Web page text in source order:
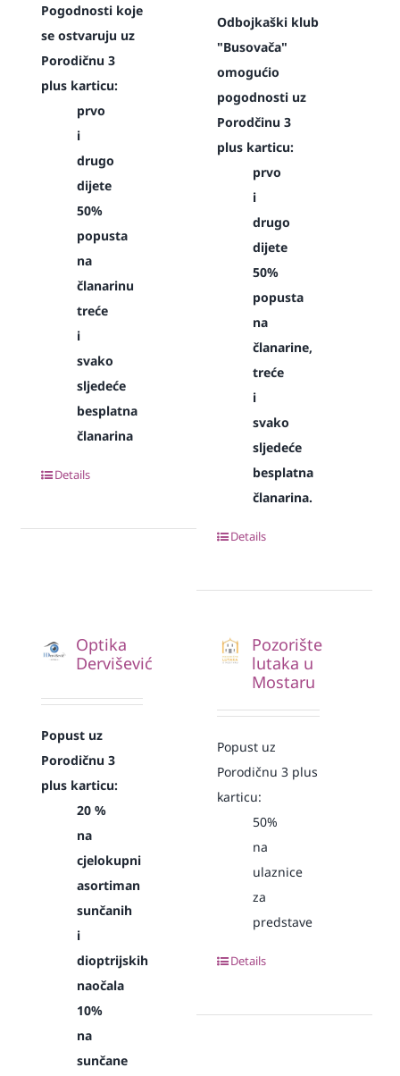
Pogodnosti koje
se ostvaruju uz
Porodičnu 3
plus karticu:
prvo
i
drugo
dijete
50%
popusta
na
članarinu
treće
i
svako
sljedeće
besplatna
članarina
Details
Odbojkaški klub
"Busovača"
omogućio
pogodnosti uz
Porodčinu 3
plus karticu:
prvo
i
drugo
dijete
50%
popusta
na
članarine,
treće
i
svako
sljedeće
besplatna
članarina.
Details
Optika
Dervišević
Popust uz
Porodičnu 3
plus karticu:
20 %
na
cjelokupni
asortiman
sunčanih
i
dioptrijskih
naočala
10%
na
sunčane
Pozorište
lutaka u
Mostaru
Popust uz
Porodičnu 3 plus
karticu:
50%
na
ulaznice
za
predstave
Details